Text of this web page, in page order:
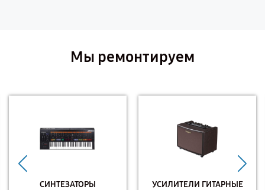
Мы ремонтируем
СИНТЕЗАТОРЫ УСИЛИТЕЛИ ГИТАРНЫЕ